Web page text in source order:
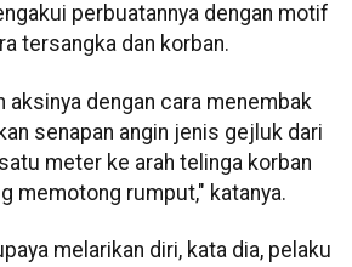
perbuatannya dengan motif
tersangka dan korban.
aksinya dengan cara menembak
senapan angin jenis gejluk dari
meter ke arah telinga korban
memotong rumput," katanya.
melarikan diri, kata dia, pelaku